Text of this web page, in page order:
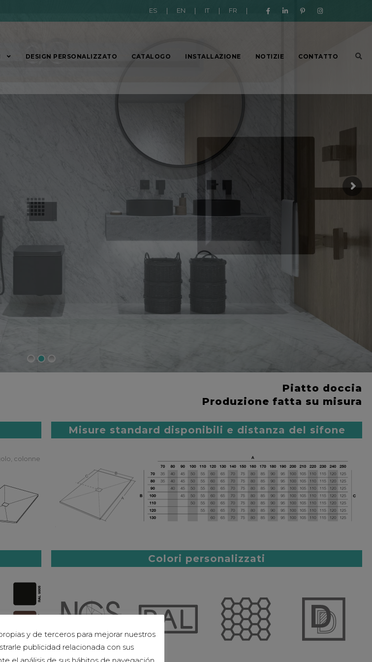
ES | EN | IT | FR |
DESIGN PERSONALIZZATO CATALOGO INSTALLAZIONE NOTIZIE CONTATTO
Piatto doccia
Produzione fatta su misura
colonne
Misure standard disponibili e distanza del sifone
Colori personalizzati
y de terceros para mejorar nuestros
publicidad relacionada con sus
el análisis de sus hábitos de navegación.